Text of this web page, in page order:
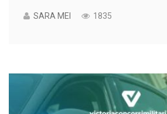
SARA MEI 1835